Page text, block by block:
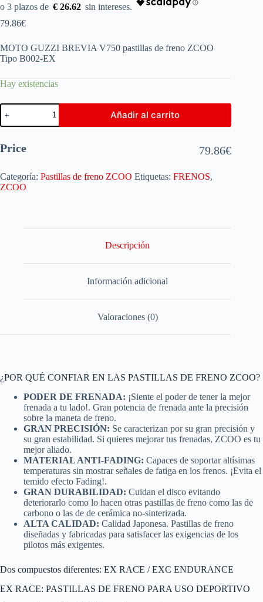
€ 26.62
79.86€
MOTO GUZZI BREVIA V750 pastillas de freno ZCOO
Tipo B002-EX
Hay existencias
Añadir al carrito
Price 79.86€
Categoría: Pastillas de freno ZCOO Etiquetas: FRENOS,
ZCOO
Descripción
Información adicional
Valoraciones (0)
¿POR QUÉ CONFIAR EN LAS PASTILLAS DE FRENO ZCOO?
PODER DE FRENADA: ¡Siente el poder de tener la mejor
frenada a tu lado!. Gran potencia de frenada ante la precisión
sobre la maneta de freno.
GRAN PRECISIÓN: Se caracterizan por su gran precisión y
su gran estabilidad. Si quieres mejorar tus frenadas, ZCOO es tu
mejor aliado.
MATERIAL ANTI-FADING: Capaces de soportar altísimas
temperaturas sin mostrar señales de fatiga en los frenos. ¡Evita el
temido efecto Fading!.
GRAN DURABILIDAD: Cuidan el disco evitando
deteriorarlo como lo hacen otras pastillas de freno como las de
carbono o las de de cerámica no-sinterizada.
ALTA CALIDAD: Calidad Japonesa. Pastillas de freno
diseñadas y fabricadas para satisfacer las exigencias de los
pilotos más exigentes.
Dos compuestos diferentes: EX RACE / EXC ENDURANCE
EX RACE: PASTILLAS DE FRENO PARA USO DEPORTIVO